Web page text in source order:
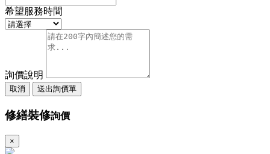
希望服務時間
詢價說明
取消 送出詢價單
修繕裝修詢價
×